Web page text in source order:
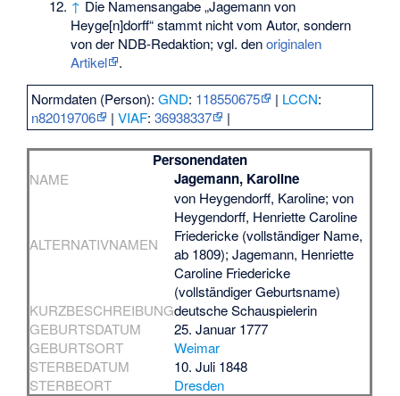
↑ Die Namensangabe „Jagemann von
Heyge[n]dorff“ stammt nicht vom Autor, sondern
von der NDB-Redaktion; vgl. denoriginalen
Artikel
.
Normdaten (Person):GND: 118550675 | LCCN:
n82019706
|VIAF:36938337 |
Personendaten
NAME Jagemann, Karoline
ALTERNATIVNAMEN
von Heygendorff, Karoline; von
Heygendorff, Henriette Caroline
Friedericke (vollständiger Name,
ab 1809); Jagemann, Henriette
Caroline Friedericke
(vollständiger Geburtsname)
KURZBESCHREIBUNGdeutsche Schauspielerin
GEBURTSDATUM
25. Januar 1777
GEBURTSORT
Weimar
STERBEDATUM
10. Juli 1848
STERBEORT
Dresden